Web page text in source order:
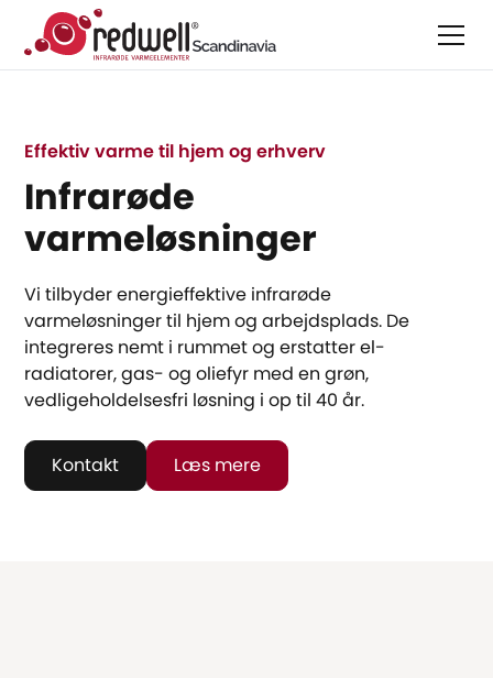
Effektiv varme til hjem og erhverv
Infrarøde
varmeløsninger
Vi tilbyder energieffektive infrarøde
varmeløsninger til hjem og arbejdsplads. De
integreres nemt i rummet og erstatter el-
radiatorer, gas- og oliefyr med en grøn,
vedligeholdelsesfri løsning i op til 40 år.
Kontakt Læs mere